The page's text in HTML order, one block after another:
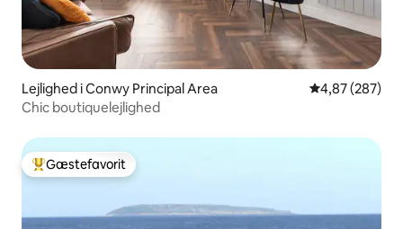
Lejlighed i Conwy Principal Area 4,87 ud af 5 i
4,87 (287)
Chic boutiquelejlighed
Bedste gæstefavorit
Gæstefavorit